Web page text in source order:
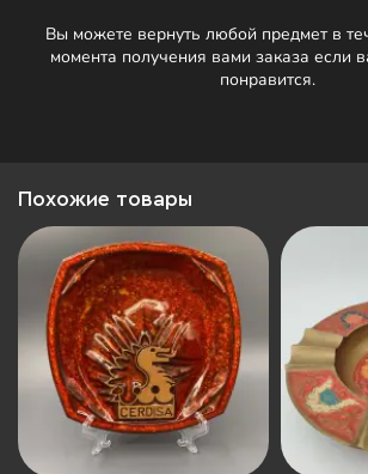
Вы можете вернуть любой предмет в
момента получения вами заказа если
понравится.
Похожие товары